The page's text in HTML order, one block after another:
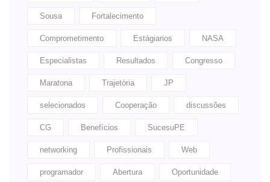
Sousa Fortalecimento
Comprometimento Estágiarios NASA
Especialistas Resultados Congresso
Maratona Trajetória JP
selecionados Cooperação discussões
CG Benefícios SucesuPE
networking Profissionais Web
programador Abertura Oportunidade